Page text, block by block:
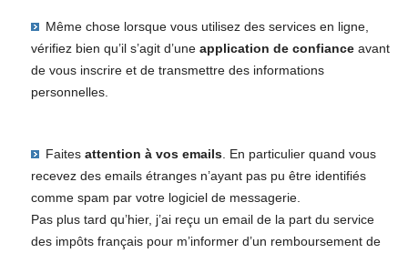
Même chose lorsque vous utilisez des services en ligne,
vérifiez bien qu’il s’agit d’une application de confianceavant
de vous inscrire et de transmettre des informations
personnelles.
Faites attention à vos emails. En particulier quand vous
recevez des emails étranges n’ayant pas pu être identifiés
comme spam par votre logiciel de messagerie.
Pas plus tard qu’hier, j’ai reçu un email de la part du service
des impôts français pour m’informer d’un remboursement de